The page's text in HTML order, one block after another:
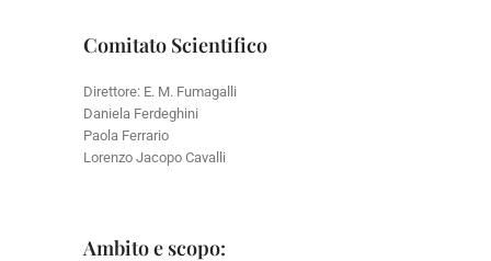
Comitato Scientifico
Direttore: E. M. Fumagalli
Daniela Ferdeghini
Paola Ferrario
Lorenzo Jacopo Cavalli
Ambito e scopo: